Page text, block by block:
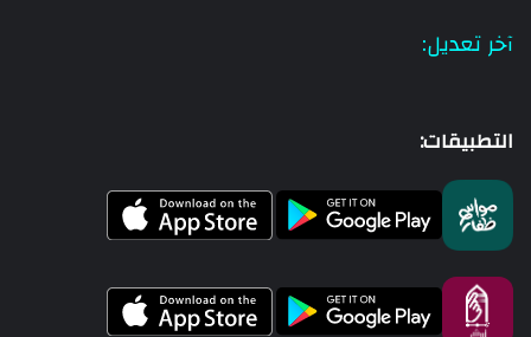
آخر تعديل:
التطبيقات: